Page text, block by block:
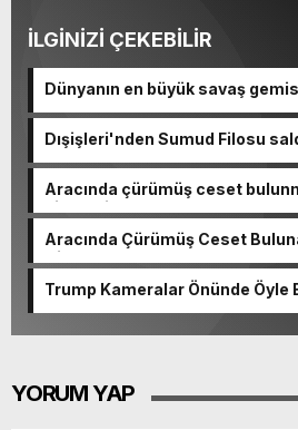
İLGİNİZİ ÇEKEBİLİR
Dünyanın en büyük savaş
Dışişleri'nden Sumud Filosu
Aracında çürümüş ceset
cinayetin detayları ortaya çıktı
Aracında Çürümüş Ceset
Cinayetle Yargılanıyor
Trump Kameralar Önünde Öyle
YORUM YAP